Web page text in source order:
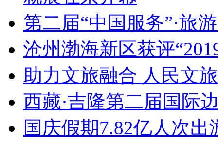
第二届“中国服务”·旅
沧州渤海新区获评
助力文旅融合 人民文
西藏·吉隆第二届国际
国庆假期7.82亿人次